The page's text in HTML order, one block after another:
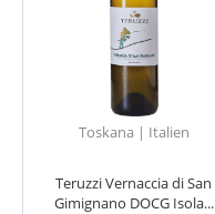
Toskana | Italien
Teruzzi Vernaccia di San
Gimignano DOCG Isola...